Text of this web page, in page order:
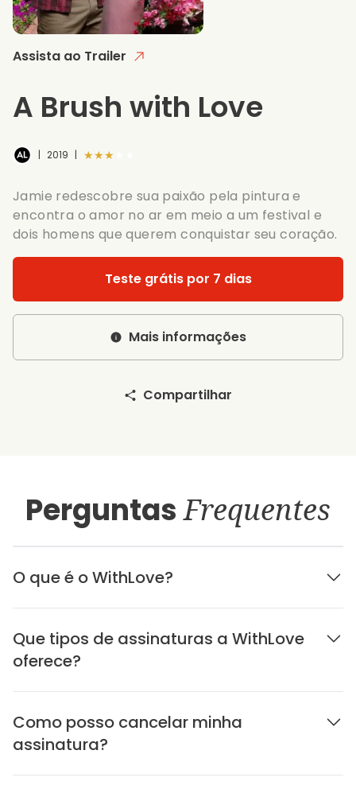
Assista ao Trailer
A Brush with Love
| 2019 | ★★★★★
Jamie redescobre sua paixão pela pintura e
encontra o amor no ar em meio a um festival e
dois homens que querem conquistar seu coração.
Teste grátis por 7 dias
Mais informações
Compartilhar
PerguntasFrequentes
O que é o WithLove?
Que tipos de assinaturas a WithLove
oferece?
Como posso cancelar minha
assinatura?